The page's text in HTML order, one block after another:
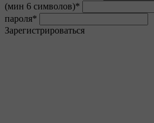
(мин 6 символов)*
пароля*
Зарегистрироваться